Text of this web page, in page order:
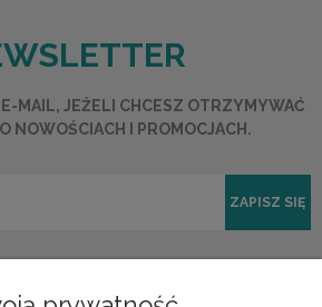
E-MAIL, JEŻELI CHCESZ OTRZYMYWAĆ
NOWOŚCIACH I PROMOCJACH.
ZAPISZ SIĘ